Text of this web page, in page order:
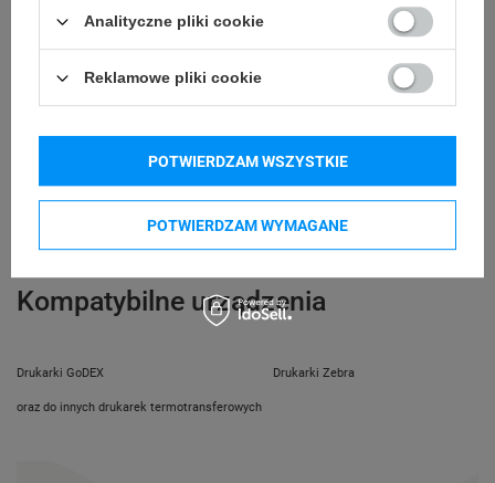
Gwarancja 24 miesiące
Podmiot
odpowiedzialny
Specmark
Bielska 210
43-400 Cieszyn (Polska)
telefon: 730811399
Specmark
Bielska 210
43-400 Cieszyn (Polska)
Kompatybilne urządzenia
Drukarki GoDEX Drukarki Zebra
oraz do innych drukarek termotransferowych
Analityczne pliki cookie
Reklamowe pliki cookie
POTWIERDZAM WYMAGANE
POTWIERDZAM WSZYSTKIE